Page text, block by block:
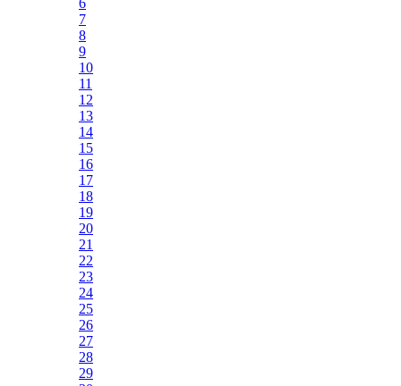
7
8
9
10
11
12
13
14
15
16
17
18
19
20
21
22
23
24
25
26
27
28
29